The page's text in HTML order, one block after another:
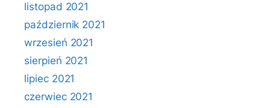
listopad 2021
październik 2021
wrzesień 2021
sierpień 2021
lipiec 2021
czerwiec 2021